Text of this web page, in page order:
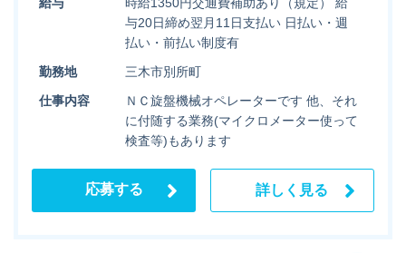
与20日締め翌月11日支払い 日払い・週
払い・前払い制度有
勤務地
三木市別所町
仕事内容
ＮＣ旋盤機械オペレーターです 他、それ
に付随する業務(マイクロメーター使って
検査等)もあります
応募する 詳しく見る